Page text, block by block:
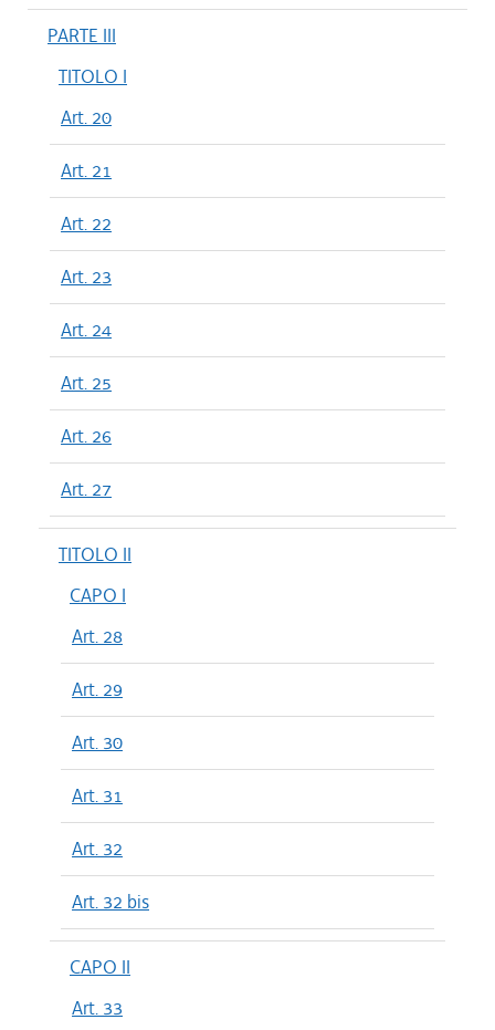
PARTE III
TITOLO I
Art. 20
Art. 21
Art. 22
Art. 23
Art. 24
Art. 25
Art. 26
Art. 27
TITOLO II
CAPO I
Art. 28
Art. 29
Art. 30
Art. 31
Art. 32
Art. 32 bis
CAPO II
Art. 33